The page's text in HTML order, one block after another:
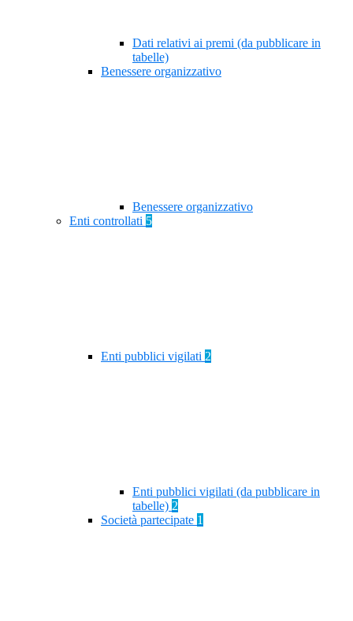
Dati relativi ai premi (da pubblicare in
tabelle)
Benessere organizzativo
Benessere organizzativo
Enti controllati 5
Enti pubblici vigilati 2
Enti pubblici vigilati (da pubblicare in
tabelle) 2
Società partecipate 1